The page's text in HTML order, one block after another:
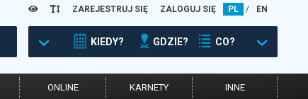
ZAREJESTRUJ SIĘ ZALOGUJ SIĘ PL / EN
KIEDY? GDZIE? CO?
ONLINE KARNETY INNE